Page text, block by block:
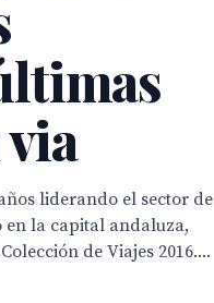
liderando el sector de
en la capital andaluza,
de Viajes 2016....